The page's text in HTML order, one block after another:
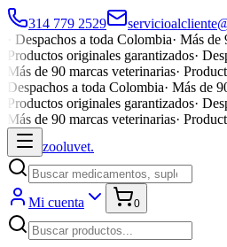
314 779 2529
Despachos a toda Colombia· Más de
Productos originales garantizados·
Más de 90 marcas veterinarias·
Despachos a toda Colombia· Más de
Productos originales garantizados·
Más de 90 marcas veterinarias·
zooluvet.
Mi cuenta 0